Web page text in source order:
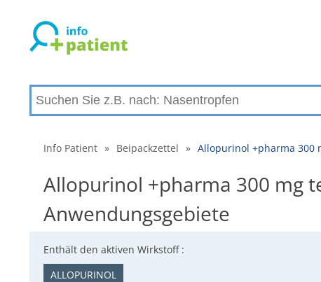
Info Patient » Beipackzettel » Allopurinol +pharma 300
Allopurinol +pharma 300 mg
Anwendungsgebiete
Enthält den aktiven Wirkstoff :
ALLOPURINOL